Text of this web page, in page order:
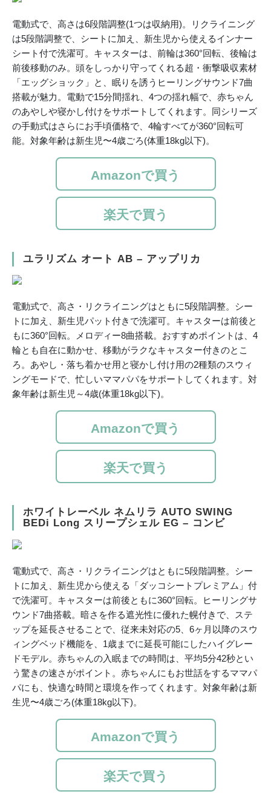
電動式で、高さは6段階調整(1つは収納用)。リクライニング
は5段階調整で、シートに加え、新生児から使えるインナー
シート付で洗濯可。キャスターは、前輪は360°回転、後輪は
前後移動のみ。頭をしっかり守ってくれる超・衝撃吸収素材
「エッグショック」と、眠りを誘うヒーリングサウンド7曲
搭載が魅力。電動で15分間揺れ、4つの揺れ幅で、赤ちゃん
のあやしや寝かし付けをサポートしてくれます。同シリーズ
の手動式はさらにお手頃価格で、4輪すべてが360°回転可
能。対象年齢は新生児〜4歳ごろ(体重18kg以下)。
Amazonで買う
楽天で買う
ユラリズム オート AB – アップリカ
電動式で、高さ・リクライニングはともに5段階調整。シー
トに加え、新生児パット付きで洗濯可。キャスターは前後と
もに360°回転。メロディー8曲搭載。おすすめポイントは、4
輪とも自在に動かせ、移動がラクなキャスター付きのとこ
ろ。あやし・落ち着かせ用と寝かし付け用の2種類のスウィ
ングモードで、忙しいママパパをサポートしてくれます。対
象年齢は新生児～4歳(体重18kg以下)。
Amazonで買う
楽天で買う
ホワイトレーベル ネムリラ AUTO SWING
BEDi Long スリープシェル EG – コンビ
電動式で、高さ・リクライニングはともに5段階調整。シー
トに加え、新生児から使える「ダッコシートプレミアム」付
で洗濯可。キャスターは前後ともに360°回転。ヒーリングサ
ウンド7曲搭載。暗さを作る遮光性に優れた幌付きで、ステ
ップを延長させることで、従来未対応の5、6ヶ月以降のスウ
ィングベッド機能を、1歳までに延長可能にしたハイグレー
ドモデル。赤ちゃんの入眠までの時間は、平均5分42秒とい
う驚きの速さがポイント。赤ちゃんにもお世話をするママパ
パにも、快適な時間と環境を作ってくれます。対象年齢は新
生児〜4歳ごろ(体重18kg以下)。
Amazonで買う
楽天で買う